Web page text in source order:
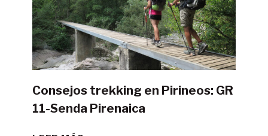
TIENDA
DE
CAMPAÑA?
Consejos trekking en Pirineos: GR
11-Senda Pirenaica